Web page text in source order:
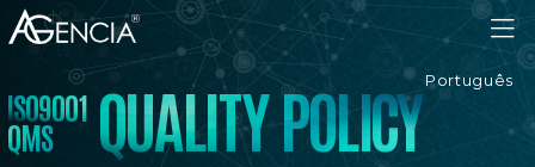
AGENCIA
1
0
0
9
O
S
I Y
T
I
L
A
U
Q Y
C
I
L
O
P
S
M
Q
Português